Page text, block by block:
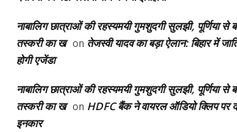
नाबालिग छात्राओं की रहस्यमयी गुमशुदगी सुलझी, पूर्णिया से
तस्करी का ख on तेजस्वी यादव का बड़ा ऐलान: बिहार में
होगी एजेंडा
नाबालिग छात्राओं की रहस्यमयी गुमशुदगी सुलझी, पूर्णिया से
तस्करी का ख on HDFC बैंक ने वायरल ऑडियो क्लिप पर
इनकार